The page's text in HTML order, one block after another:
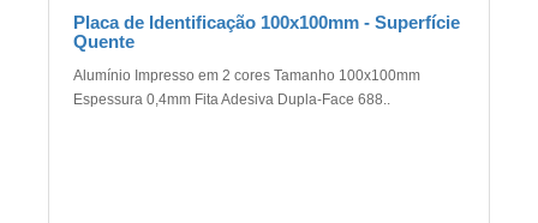
Placa de Identificação 100x100mm - Superfície
Quente
Alumínio Impresso em 2 cores Tamanho 100x100mm
Espessura 0,4mm Fita Adesiva Dupla-Face 688..